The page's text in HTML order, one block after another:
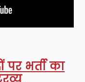
पर भर्ती का